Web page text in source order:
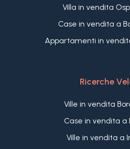
Villa in vendita
Case in vendita a
Appartamenti in
Ricerche
Ville in vendita
Case in vendita a
Ville in vendita a